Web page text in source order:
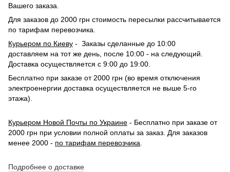
Вашего заказа.
Для заказов до 2000 грн стоимость пересылки рассчитывается
по тарифам перевозчика.
Курьером по Киеву - Заказы сделанные до 10:00
доставляем на тот же день, после 10:00 - на следующий.
Доставка осуществляется с 9:00 до 19:00.
Бесплатно при заказе от 2000 грн (во время отключения
электроенергии доставка осуществляется не выше 5-го
этажа).
Курьером Новой Почты по Украине - Бесплатно при заказе от
2000 грн при условии полной оплаты за заказ. Для заказов
менее 2000 - по тарифам перевозчика
Подробнее о доставке